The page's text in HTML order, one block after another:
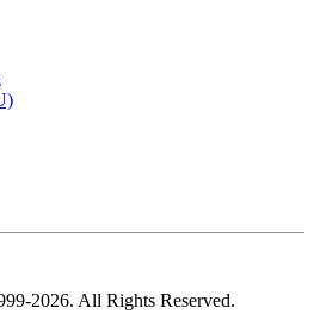
2026. All Rights Reserved.